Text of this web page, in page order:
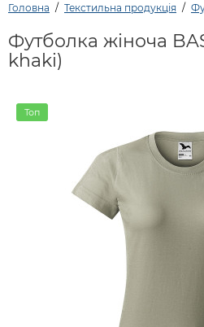
Головна Текстильна продукція
Футболка жіноча
khaki)
Топ